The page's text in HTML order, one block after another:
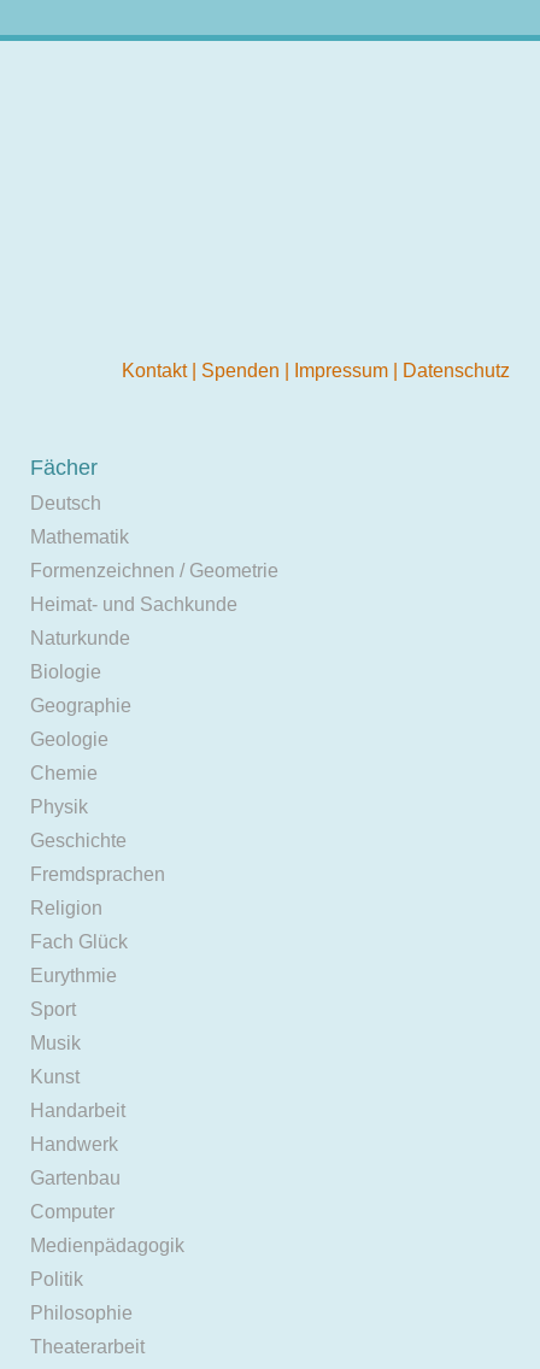
Kontakt Spenden Impressum Datenschutz
Fächer
Deutsch
Mathematik
Formenzeichnen / Geometrie
Heimat- und Sachkunde
Naturkunde
Biologie
Geographie
Geologie
Chemie
Physik
Geschichte
Fremdsprachen
Religion
Fach Glück
Eurythmie
Sport
Musik
Kunst
Handarbeit
Handwerk
Gartenbau
Computer
Medienpädagogik
Politik
Philosophie
Theaterarbeit